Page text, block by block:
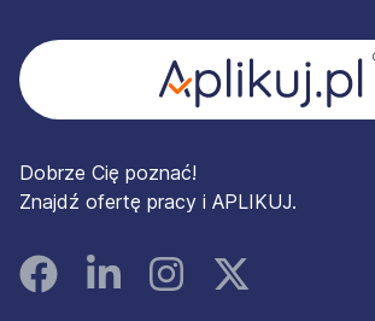
Dobrze Cię poznać!
Znajdź ofertę pracy i APLIKUJ.
FacebookLinked InInstagramInstagram